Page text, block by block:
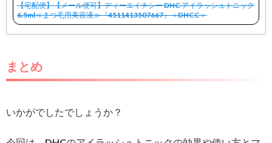
【宅配便】【メール便可】ディーエイチシー DHC アイラッシュトニック
6.5ml≪まつ毛用美容液≫『4511413507667』＜DHCC＞
まとめ
いかがでしたでしょうか？